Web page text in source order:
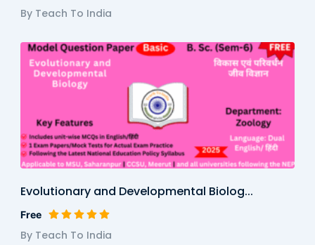
By Teach To India
Evolutionary and Developmental Biolog...
Free
By Teach To India